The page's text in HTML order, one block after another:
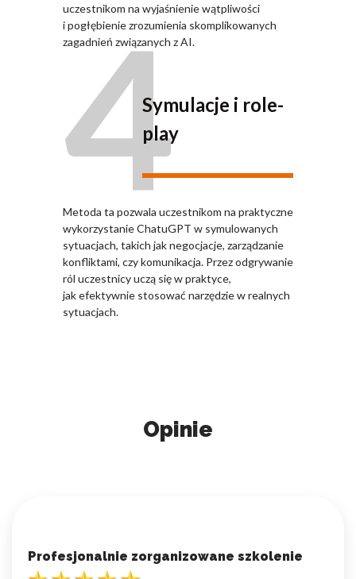
uczestnikom na wyjaśnienie wątpliwości
i pogłębienie zrozumienia skomplikowanych
zagadnień związanych z AI.
4Symulacje i role-
play
Metoda ta pozwala uczestnikom na praktyczne
wykorzystanie ChatuGPT w symulowanych
sytuacjach, takich jak negocjacje, zarządzanie
konfliktami, czy komunikacja. Przez odgrywanie
ról uczestnicy uczą się w praktyce,
jak efektywnie stosować narzędzie w realnych
sytuacjach.
Opinie
Profesjonalnie zorganizowane szkolenie